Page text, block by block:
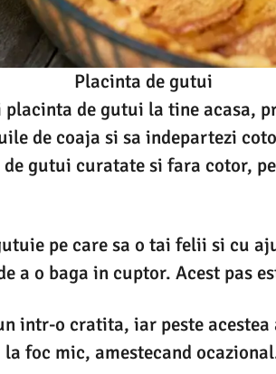
Placinta de gutui
placinta de gutui la tine acasa,
de coaja si sa indepartezi
gutui curatate si fara cotor,
pe care sa o tai felii si cu
a o baga in cuptor. Acest pas
intr-o cratita, iar peste acestea
foc mic, amestecand